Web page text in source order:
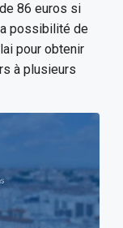
86 euros si
possibilité de
pour obtenir
à plusieurs